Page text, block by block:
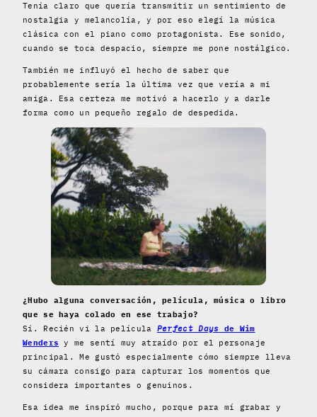
Tenía claro que quería transmitir un sentimiento de
nostalgia y melancolía, y por eso elegí la música
clásica con el piano como protagonista. Ese sonido,
cuando se toca despacio, siempre me pone nostálgico.
También me influyó el hecho de saber que
probablemente sería la última vez que vería a mi
amiga. Esa certeza me motivó a hacerlo y a darle
forma como un pequeño regalo de despedida.
¿Hubo alguna conversación, película, música o libro
que se haya colado en ese trabajo?
Sí. Recién vi la película Perfect Days de Wim
Wenders y me sentí muy atraído por el personaje
principal. Me gustó especialmente cómo siempre lleva
su cámara consigo para capturar los momentos que
considera importantes o genuinos.
Esa idea me inspiró mucho, porque para mí grabar y